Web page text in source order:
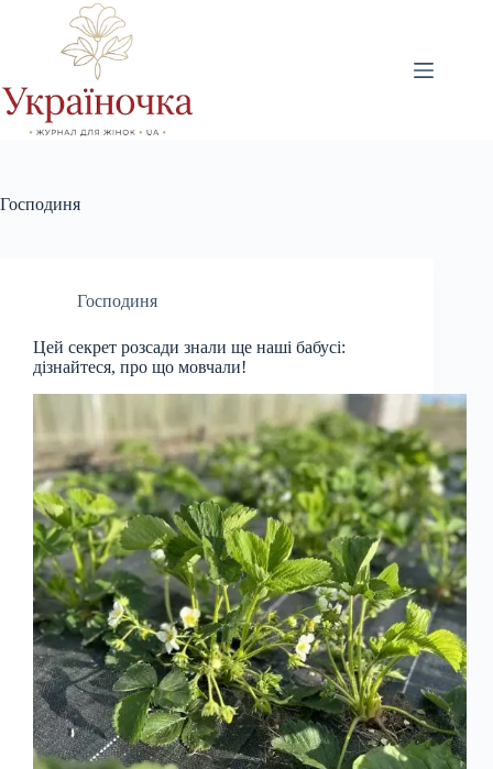
Господиня
Господиня
Цей секрет розсади знали ще наші бабусі:
дізнайтеся, про що мовчали!